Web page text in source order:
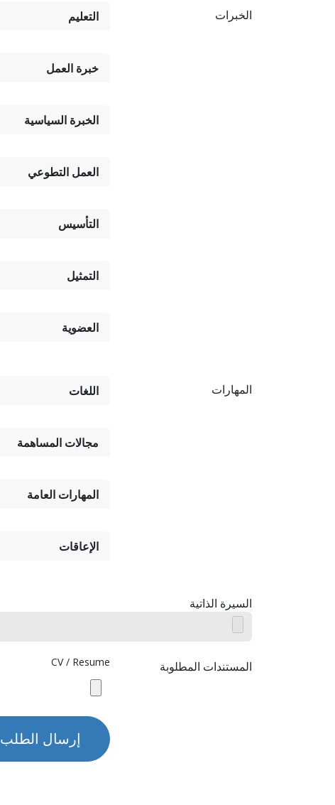
الخبرات التعليم
خبرة العمل
الخبرة السياسية
العمل التطوعي
التأسيس
التمثيل
العضوية
المهارات اللغات
مجالات المساهمة
المهارات العامة
الإعاقات
السيرة الذاتية
المستندات المطلوبة CV / Resume
إرسال الطلب